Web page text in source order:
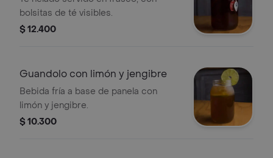
bolsitas de té visibles.
$ 12.400
Guandolo con limón y jengibre
Bebida fría a base de panela con
limón y jengibre.
$ 10.300